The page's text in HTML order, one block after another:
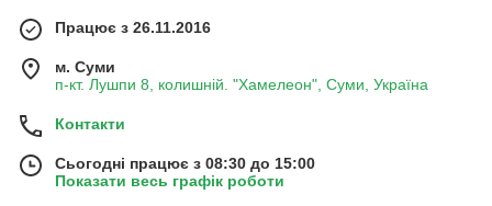
Працює з 26.11.2016
м. Суми
п-кт. Лушпи 8, колишній. "Хамелеон", Суми, Україна
Контакти
Сьогодні працює з 08:30 до 15:00
Показати весь графік роботи